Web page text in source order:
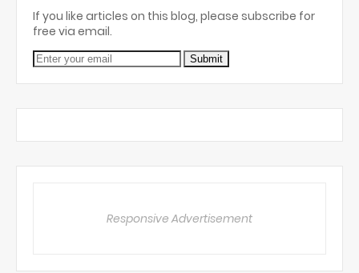
If you like articles on this blog, please subscribe for
free via email.
Responsive Advertisement